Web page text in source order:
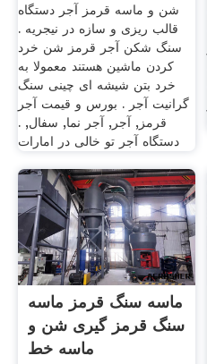
شن و ماسه قرمز آجر دستگاه
قالب ریزی و سازه در نیجریه .
سنگ شکن آجر قرمز شن خرد
کردن ماشین هستند معمولا به
خرد بتن شیشه ای چینی سنگ
گرانیت آجر . بورس و قیمت آجر
قرمز, آجر, آجر نما, سفال, .
دستگاه آجر تو خالی در امارات
ماسه سنگ قرمز ماسه
سنگ قرمز گیری شن و
ماسه خط